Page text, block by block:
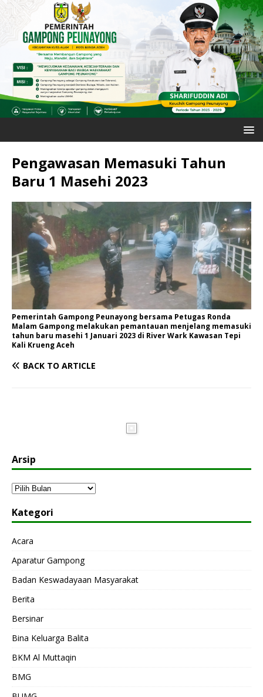
Pengawasan Memasuki Tahun
Baru 1 Masehi 2023
Pemerintah Gampong Peunayong bersama Petugas Ronda
Malam Gampong melakukan pemantauan menjelang memasuki
tahun baru masehi 1 Januari 2023 di River Wark Kawasan Tepi
Kali Krueng Aceh
BACK TO ARTICLE
Arsip
Kategori
Acara
Aparatur Gampong
Badan Keswadayaan Masyarakat
Berita
Bersinar
Bina Keluarga Balita
BKM Al Muttaqin
BMG